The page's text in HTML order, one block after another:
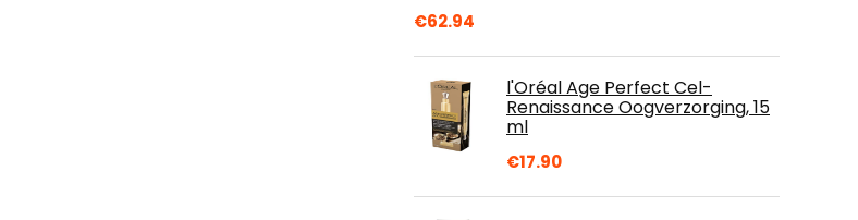
€62.94
l'Oréal Age Perfect Cel-
Renaissance Oogverzorging, 15
ml
€17.90